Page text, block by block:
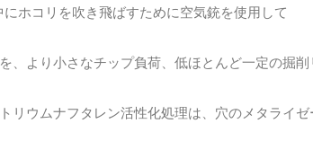
ホコリを吹き飛ばすために空気銃を使用して
、より小さなチップ負荷、低ほとんど一定の掘
リウムナフタレン活性化処理は、穴のメタライ